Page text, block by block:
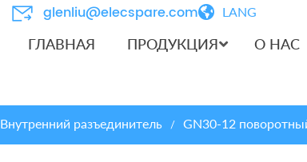
glenliu@elecspare.com LANG
ГЛАВНАЯ ПРОДУКЦИЯ О НАС
Внутренний разъединитель / GN30-12